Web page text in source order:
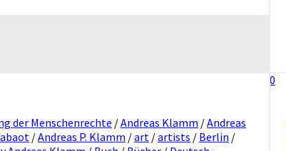
der Menschenrechte /Andreas Klamm /Andreas
/Andreas P. Klamm /art /artists / Berlin /
0